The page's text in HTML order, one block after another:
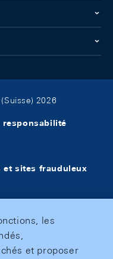
2026
et sites frauduleux
les
et proposer